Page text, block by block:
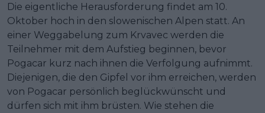
Die eigentliche Herausforderung findet am 10.
Oktober hoch in den slowenischen Alpen statt. An
einer Weggabelung zum Krvavec werden die
Teilnehmer mit dem Aufstieg beginnen, bevor
Pogacar kurz nach ihnen die Verfolgung aufnimmt.
Diejenigen, die den Gipfel vor ihm erreichen, werden
von Pogacar persönlich beglückwünscht und
dürfen sich mit ihm brüsten. Wie stehen die